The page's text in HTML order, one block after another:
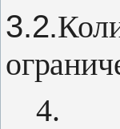
3.2.
4.